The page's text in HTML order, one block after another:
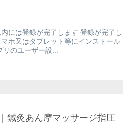
には登録が完了します 登録が完了し
ホ又はタブレット等にインストール
のユーザー設...
鍼灸あん摩マッサージ指圧